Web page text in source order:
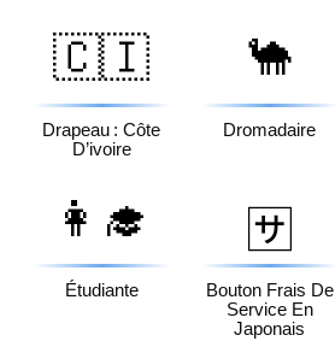
🇨🇮
Drapeau : Côte
D’ivoire
🐪
Dromadaire
👩‍🎓
Étudiante
🈂️
Bouton Frais De
Service En
Japonais